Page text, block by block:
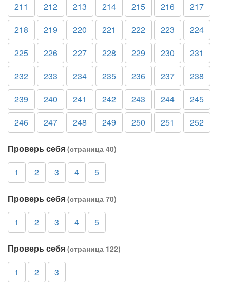
211
212 213 214 215 216
217
218
219 220 221 222 223
224
225
226 227 228 229 230
231
232
233 234 235 236 237
238
239
240 241 242 243 244
245
246
247 248 249 250 251 252
Проверь себя (страница 40)
1 2 3 4 5
Проверь себя (страница 70)
1 2 3 4 5
Проверь себя (страница 122)
1 2 3